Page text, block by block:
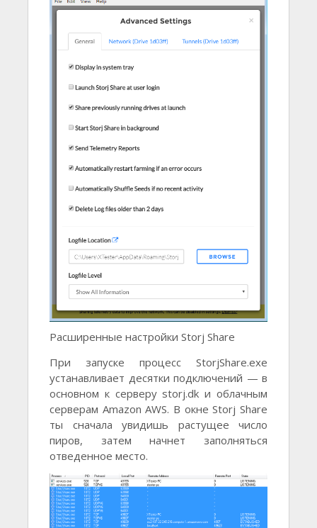
Расширенные настройки Storj Share
При запуске процесс StorjShare.exe
устанавливает десятки подключений — в
основном к серверу storj.dk и облачным
серверам Amazon AWS. В окне Storj Share
ты сначала увидишь растущее число
пиров, затем начнет заполняться
отведенное место.